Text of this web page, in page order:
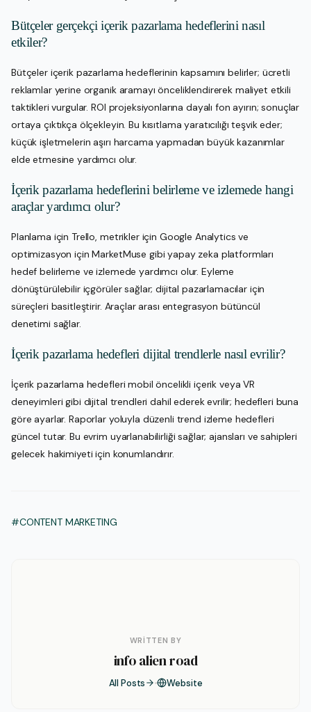
Bütçeler gerçekçi içerik pazarlama hedeflerini nasıl
etkiler?
Bütçeler içerik pazarlama hedeflerinin kapsamını belirler; ücretli
reklamlar yerine organik aramayı önceliklendirerek maliyet etkili
taktikleri vurgular. ROI projeksiyonlarına dayalı fon ayırın; sonuçlar
ortaya çıktıkça ölçekleyin. Bu kısıtlama yaratıcılığı teşvik eder;
küçük işletmelerin aşırı harcama yapmadan büyük kazanımlar
elde etmesine yardımcı olur.
İçerik pazarlama hedeflerini belirleme ve izlemede hangi
araçlar yardımcı olur?
Planlama için Trello, metrikler için Google Analytics ve
optimizasyon için MarketMuse gibi yapay zeka platformları
hedef belirleme ve izlemede yardımcı olur. Eyleme
dönüştürülebilir içgörüler sağlar; dijital pazarlamacılar için
süreçleri basitleştirir. Araçlar arası entegrasyon bütüncül
denetimi sağlar.
İçerik pazarlama hedefleri dijital trendlerle nasıl evrilir?
İçerik pazarlama hedefleri mobil öncelikli içerik veya VR
deneyimleri gibi dijital trendleri dahil ederek evrilir; hedefleri buna
göre ayarlar. Raporlar yoluyla düzenli trend izleme hedefleri
güncel tutar. Bu evrim uyarlanabilirliği sağlar; ajansları ve sahipleri
gelecek hakimiyeti için konumlandırır.
#CONTENT MARKETING
WRITTEN BY
info alien road
All Posts Website